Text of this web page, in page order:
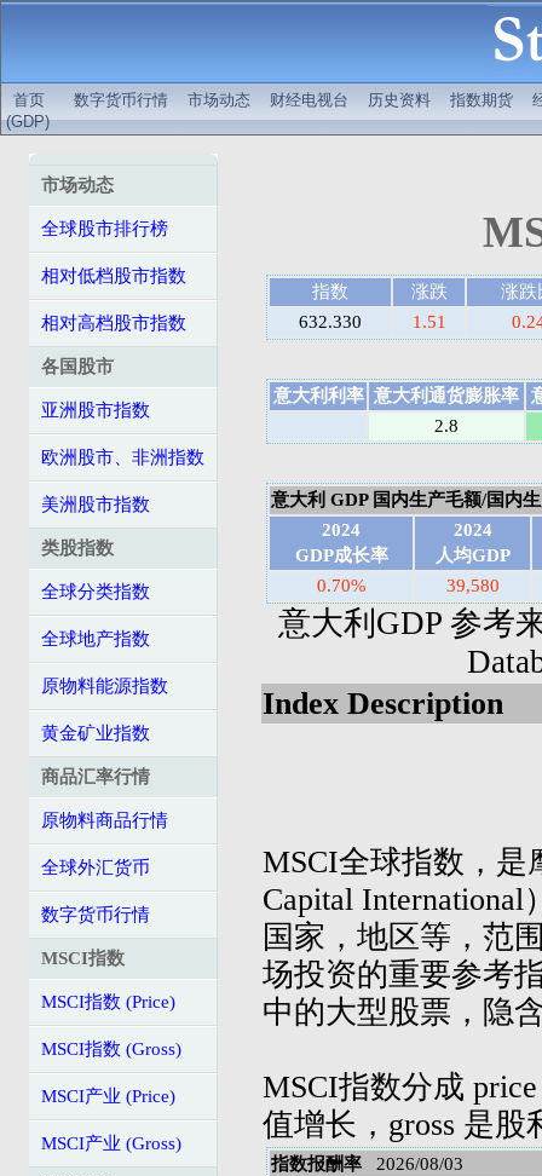
首页 数字货币行情 市场动态 财经电视台 历史资料 指数期货
(GDP)
市场动态
全球股市排行榜
相对低档股市指数
相对高档股市指数
各国股市
亚洲股市指数
欧洲股市、非洲指数
美洲股市指数
类股指数
全球分类指数
全球地产指数
原物料能源指数
黄金矿业指数
商品汇率行情
原物料商品行情
全球外汇货币
数字货币行情
MSCI指数
MSCI指数 (Price)
MSCI指数 (Gross)
MSCI产业 (Price)
MSCI产业 (Gross)
指数 涨跌
涨跌
632.330
1.51
意大利利率 意大利通货膨胀率
2.8
意大利 GDP 国内生产毛额/国内
2024
GDP成长率
2024
人均GDP
0.70%
39,580
意大利GDP 参考
Index Description
MSCI全球指数，是
Capital
国家，地区等，范
场投资的重要参考
中的大型股票，隐
MSCI指数分成
值增长，gross 是
指数报酬率 2026/08/03